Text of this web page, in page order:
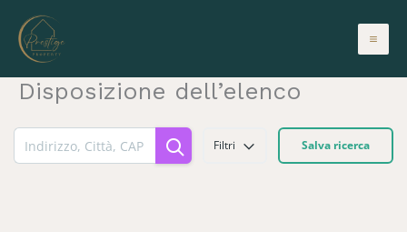
contenuto
Disposizione dell’elenco
Filtri Salva ricerca